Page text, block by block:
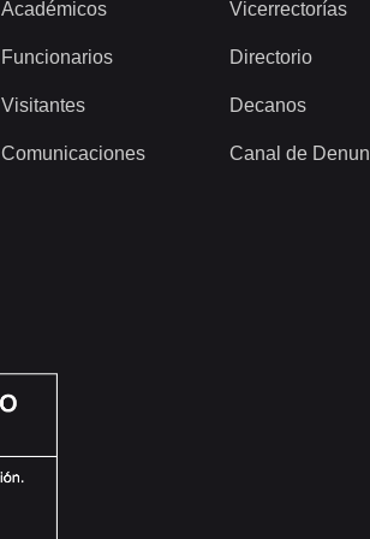
Académicos
Funcionarios
Visitantes
Comunicaciones
Vicerrectorías
Directorio
Decanos
Canal de